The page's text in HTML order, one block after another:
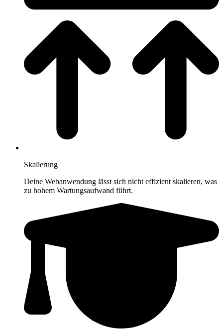
Skalierung
Deine Webanwendung lässt sich nicht effizient skalieren, was
zu hohem Wartungsaufwand führt.